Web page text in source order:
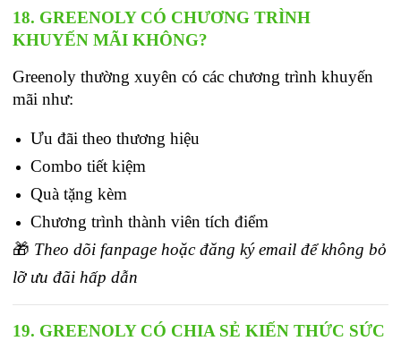
18. GREENOLY CÓ CHƯƠNG TRÌNH
KHUYẾN MÃI KHÔNG?
Greenoly thường xuyên có các chương trình khuyến
mãi như:
Ưu đãi theo thương hiệu
Combo tiết kiệm
Quà tặng kèm
Chương trình thành viên tích điểm
🎁 Theo dõi fanpage hoặc đăng ký email để không bỏ
lỡ ưu đãi hấp dẫn
19. GREENOLY CÓ CHIA SẺ KIẾN THỨC SỨC